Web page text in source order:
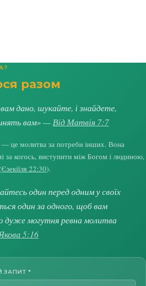
разом
дано, шукайте, і знайдете,
вам» —Від Матвія 7:7
— це молитва за потреби інших. Вона
за когось, виступити між Богом і людиною,
Єзекіїля 22:30).
один перед одним у своїх
один за одного, щоб вам
дуже могутня ревна молитва
5:16
ЗАПИТ *